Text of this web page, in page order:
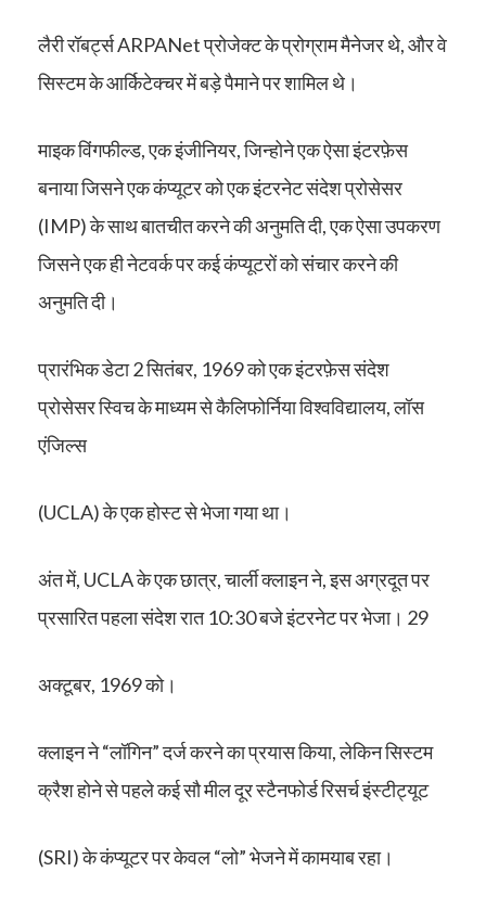
लैरी रॉबर्ट्स ARPANet प्रोजेक्ट के प्रोग्राम मैनेजर थे, और वे
सिस्टम के आर्किटेक्चर में बड़े पैमाने पर शामिल थे।
माइक विंगफील्ड, एक इंजीनियर, जिन्होने एक ऐसा इंटरफ़ेस
बनाया जिसने एक कंप्यूटर को एक इंटरनेट संदेश प्रोसेसर
(IMP) के साथ बातचीत करने की अनुमति दी, एक ऐसा उपकरण
जिसने एक ही नेटवर्क पर कई कंप्यूटरों को संचार करने की
अनुमति दी।
प्रारंभिक डेटा 2 सितंबर, 1969 को एक इंटरफ़ेस संदेश
प्रोसेसर स्विच के माध्यम से कैलिफोर्निया विश्वविद्यालय, लॉस
एंजिल्स
(UCLA) के एक होस्ट से भेजा गया था।
अंत में, UCLA के एक छात्र, चार्ली क्लाइन ने, इस अग्रदूत पर
प्रसारित पहला संदेश रात 10:30 बजे इंटरनेट पर भेजा। 29
अक्टूबर, 1969 को।
क्लाइन ने “लॉगिन” दर्ज करने का प्रयास किया, लेकिन सिस्टम
क्रैश होने से पहले कई सौ मील दूर स्टैनफोर्ड रिसर्च इंस्टीट्यूट
(SRI) के कंप्यूटर पर केवल “लो” भेजने में कामयाब रहा।